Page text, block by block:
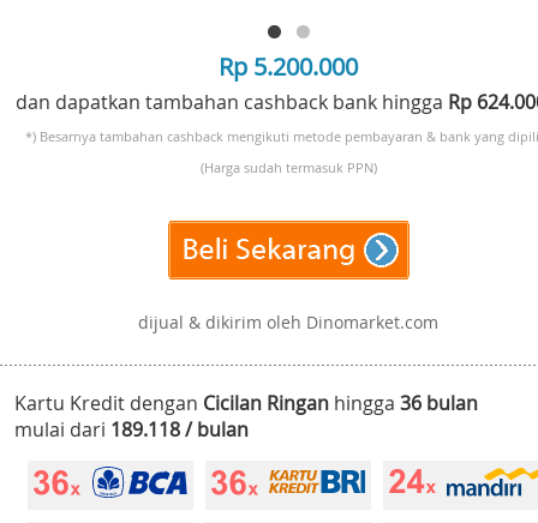
Rp 5.200.000
dan dapatkan tambahan cashback bank hingga Rp
*) Besarnya tambahan cashback mengikuti metode pembayaran & bank yang
(Harga sudah termasuk PPN)
dijual & dikirim oleh Dinomarket.com
Kartu Kredit dengan Cicilan Ringan hingga 36 bulan
mulai dari 189.118 / bulan